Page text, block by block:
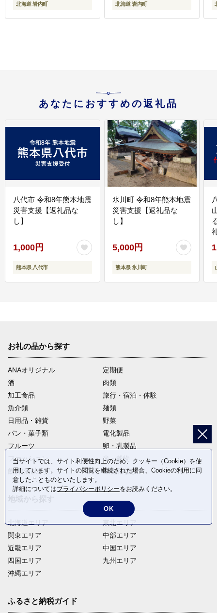
北海道 岩内町 北海道 岩内町
あなたにおすすめの返礼品
八代市 令和8年熊本地震
災害支援【返礼品な
し】
1,000円
熊本県 八代市
氷川町 令和8年熊本地震
災害支援【返礼品な
し】
5,000円
熊本県 氷川町
お礼の品から探す
ANAオリジナル
定期便
酒
肉類
加工食品
旅行・宿泊・体験
魚介類
麺類
日用品・雑貨
野菜
パン・菓子類
電化製品
フルーツ
卵・乳製品
ファッション
米・穀物
飲料(酒以外)
返礼品なし
北海道エリア
関東エリア
近畿エリア
四国エリア
沖縄エリア
東北エリア
中部エリア
中国エリア
九州エリア
ふるさと納税ガイド
当サイトでは、サイト利便性向上のため、クッキー（Cookie）を使
用しています。サイトの閲覧を継続された場合、Cookieの利用に同
意したことものといたします。
詳細についてはプライバシーポリシーをお読みください。
OK